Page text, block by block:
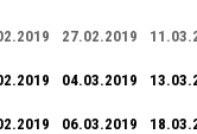
27.02.2019
04.03.2019
06.03.2019